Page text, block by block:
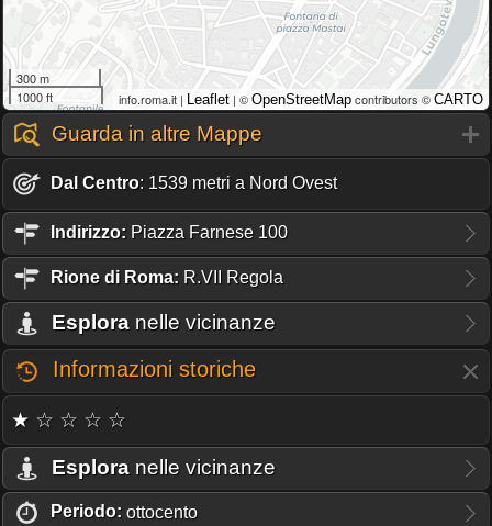
300 m
1000 ft
info.roma.it | Leaflet | © OpenStreetMap contributors © CARTO
Guarda in altre Mappe
Dal Centro: 1539 metri a Nord Ovest
Indirizzo: Piazza Farnese 100
Rione di Roma: R.VII Regola
Esplora nelle vicinanze
Informazioni storiche
★ ☆ ☆ ☆ ☆
Esplora nelle vicinanze
Periodo: ottocento